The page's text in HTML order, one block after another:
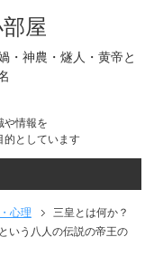
屋
・神農・燧人・黄帝と
や情報を
的としています
心理
三皇とは何か？
いう八人の伝説の帝王の